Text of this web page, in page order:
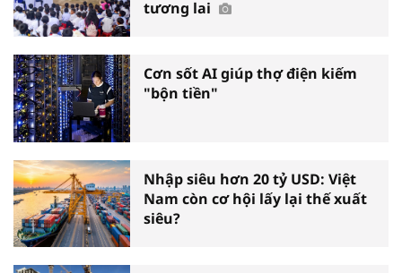
tương lai
Cơn sốt AI giúp thợ điện kiếm
"bộn tiền"
Nhập siêu hơn 20 tỷ USD: Việt
Nam còn cơ hội lấy lại thế xuất
siêu?